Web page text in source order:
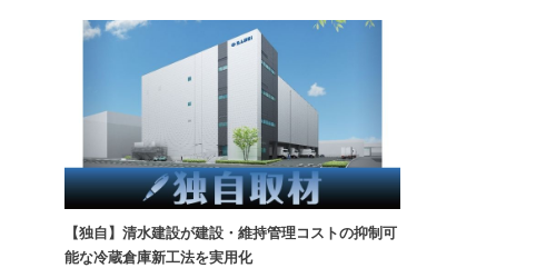
【独自】清水建設が建設・維持管理コストの抑制可
能な冷蔵倉庫新工法を実用化